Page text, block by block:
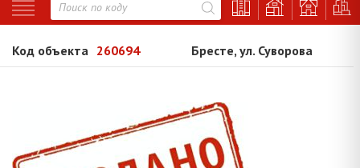
Код объекта 260694 Бресте, ул. Суворова